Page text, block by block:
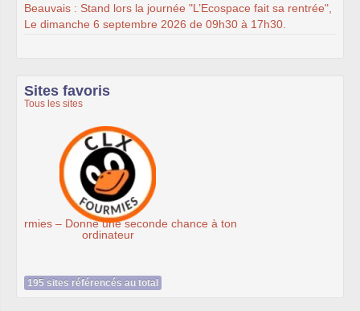
Beauvais : Stand lors la journée "L’Ecospace fait sa rentrée",
Le dimanche 6 septembre 2026 de 09h30 à 17h30.
Sites favoris
Tous les sites
Association Éthiciel
195 sites référencés au total